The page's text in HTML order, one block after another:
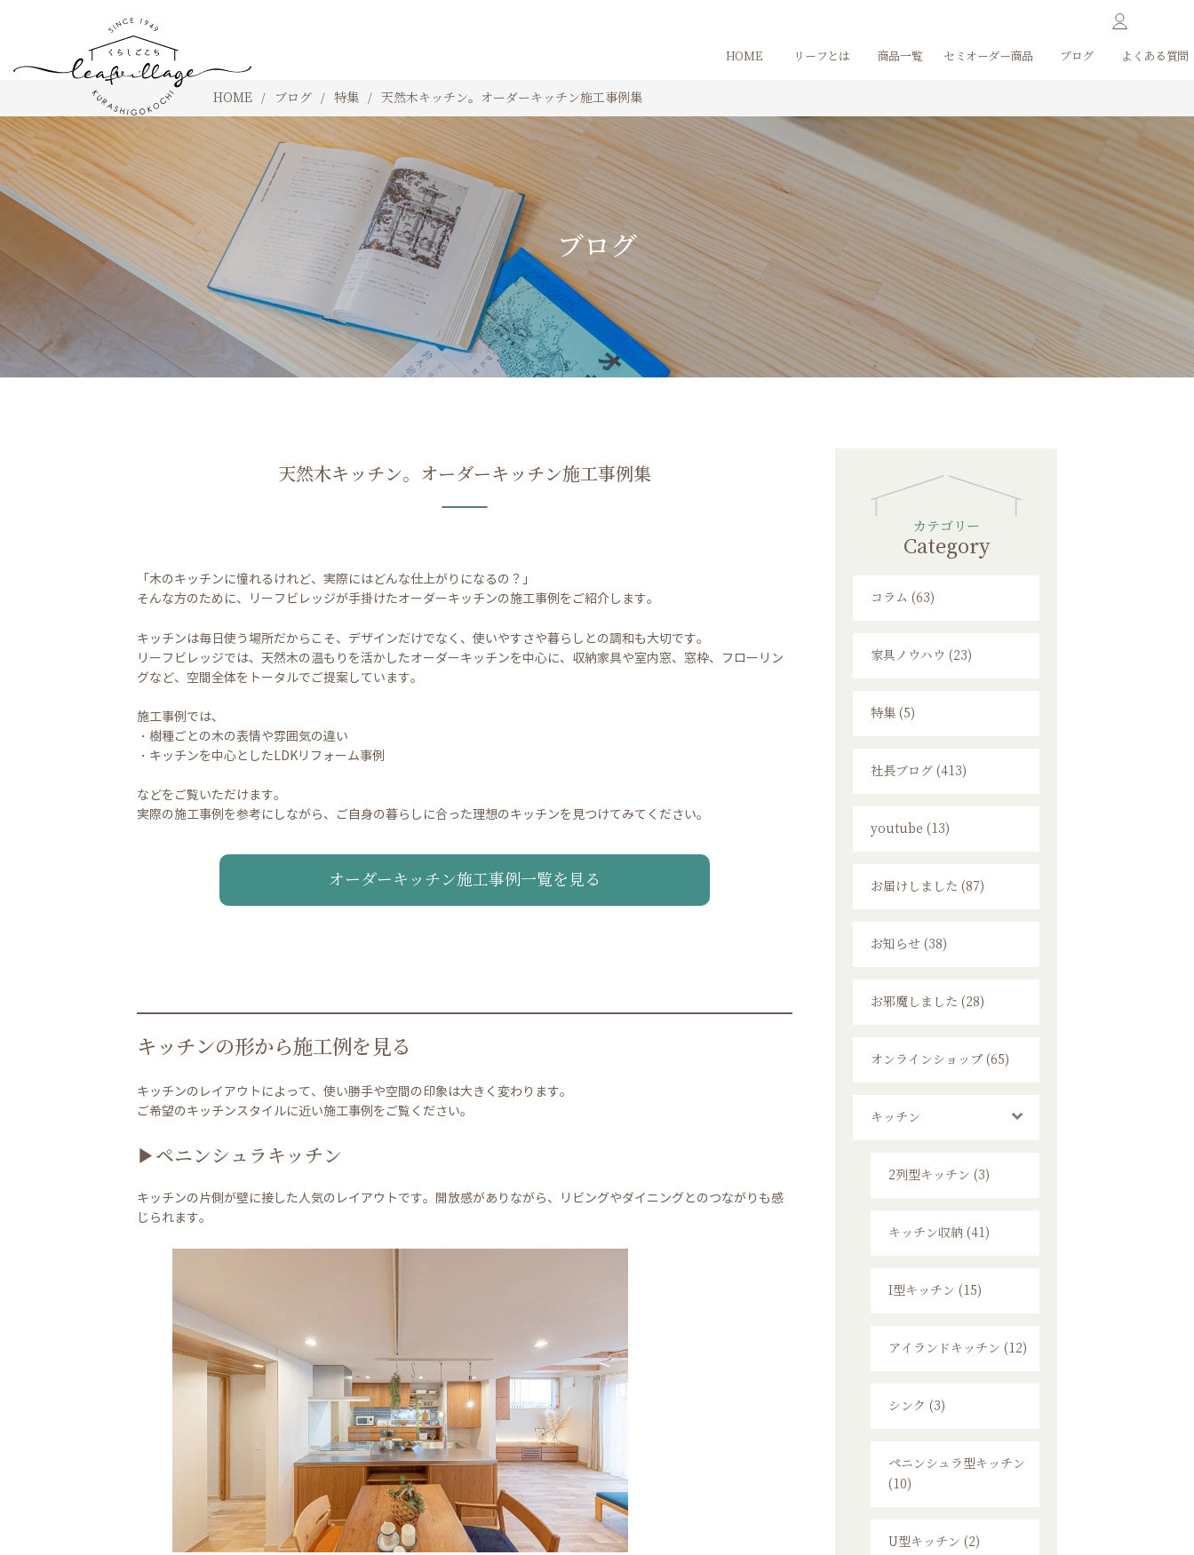
HOME リーフとは 商品一覧 セミオーダー商品 ブログ よくある質問
HOME ブログ 特集 天然木キッチン。オーダーキッチン施工事例集
ブログ
天然木キッチン。オーダーキッチン施工事例集
「木のキッチンに憧れるけれど、実際にはどんな仕上がりになるの？」
そんな方のために、リーフビレッジが手掛けたオーダーキッチンの施工事例をご紹介します。
キッチンは毎日使う場所だからこそ、デザインだけでなく、使いやすさや暮らしとの調和も大切です。
リーフビレッジでは、天然木の温もりを活かしたオーダーキッチンを中心に、収納家具や室内窓、窓枠、フローリン
グなど、空間全体をトータルでご提案しています。
施工事例では、
・樹種ごとの木の表情や雰囲気の違い
・キッチンを中心としたLDKリフォーム事例
などをご覧いただけます。
実際の施工事例を参考にしながら、ご自身の暮らしに合った理想のキッチンを見つけてみてください。
オーダーキッチン施工事例一覧を見る
キッチンの形から施工例を見る
キッチンのレイアウトによって、使い勝手や空間の印象は大きく変わります。
ご希望のキッチンスタイルに近い施工事例をご覧ください。
▶ペニンシュラキッチン
キッチンの片側が壁に接した人気のレイアウトです。開放感がありながら、リビングやダイニングとのつながりも感
じられます。
カテゴリー
Category
コラム (63)
家具ノウハウ (23)
特集 (5)
社長ブログ (413)
youtube (13)
お届けしました (87)
お知らせ (38)
お邪魔しました (28)
オンラインショップ (65)
キッチン
2列型キッチン (3)
キッチン収納 (41)
I型キッチン (15)
アイランドキッチン (12)
シンク (3)
ペニンシュラ型キッチン
(10)
U型キッチン (2)